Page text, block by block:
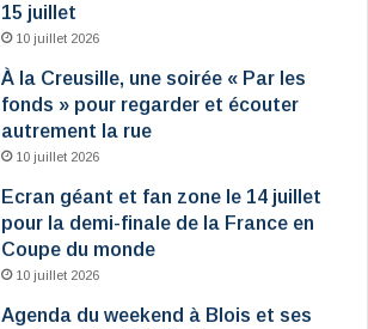
15 juillet
10 juillet 2026
À la Creusille, une soirée « Par les
fonds » pour regarder et écouter
autrement la rue
10 juillet 2026
Ecran géant et fan zone le 14 juillet
pour la demi-finale de la France en
Coupe du monde
10 juillet 2026
Agenda du weekend à Blois et ses